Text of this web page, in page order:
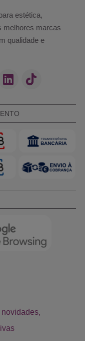
estética,
melhores marcas
qualidade e